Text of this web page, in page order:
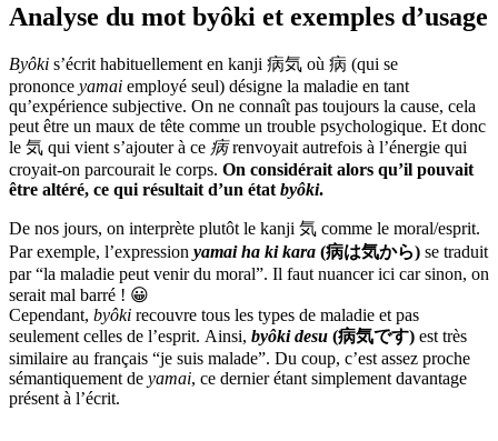
Analyse du mot byôki et exemples d’usage
Byôki s’écrit habituellement en kanji 病気 où 病 (qui se
prononce yamai employé seul) désigne la maladie en tant
qu’expérience subjective. On ne connaît pas toujours la cause, cela
peut être un maux de tête comme un trouble psychologique. Et donc
le 気 qui vient s’ajouter à ce 病renvoyait autrefois à l’énergie qui
croyait-on parcourait le corps. On considérait alors qu’il pouvait
être altéré, ce qui résultait d’un étatbyôki.
De nos jours, on interprète plutôt le kanji 気 comme le moral/esprit.
Par exemple, l’expression yamai ha ki kara (病は気から) se traduit
par “la maladie peut venir du moral”. Il faut nuancer ici car sinon, on
serait mal barré ! 😀
Cependant, byôki recouvre tous les types de maladie et pas
seulement celles de l’esprit. Ainsi, byôki desu (病気です) est très
similaire au français “je suis malade”. Du coup, c’est assez proche
sémantiquement de yamai, ce dernier étant simplement davantage
présent à l’écrit.